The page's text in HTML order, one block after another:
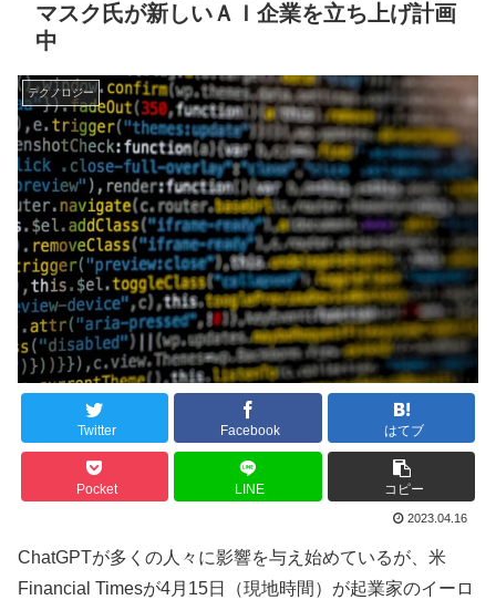
マスク氏が新しいＡＩ企業を立ち上げ計画
中
テクノロジー
Twitter Facebook はてブ
Pocket LINE コピー
2023.04.16
ChatGPTが多くの人々に影響を与え始めているが、米
Financial Timesが4月15日（現地時間）が起業家のイーロ